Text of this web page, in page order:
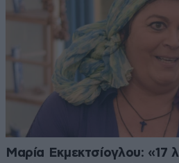
Μαρία Εκμεκτσίογλου: «17